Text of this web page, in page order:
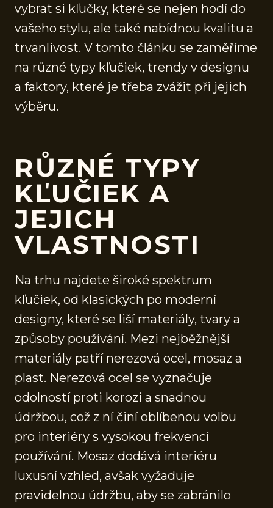
vybrat si kľučky, které se nejen hodí do
vašeho stylu, ale také nabídnou kvalitu a
trvanlivost. V tomto článku se zaměříme
na různé typy kľučiek, trendy v designu
a faktory, které je třeba zvážit při jejich
výběru.
RŮZNÉ TYPY
KĽUČIEK A
JEJICH
VLASTNOSTI
Na trhu najdete široké spektrum
kľučiek, od klasických po moderní
designy, které se liší materiály, tvary a
způsoby používání. Mezi nejběžnější
materiály patří nerezová ocel, mosaz a
plast. Nerezová ocel se vyznačuje
odolností proti korozi a snadnou
údržbou, což z ní činí oblíbenou volbu
pro interiéry s vysokou frekvencí
používání. Mosaz dodává interiéru
luxusní vzhled, avšak vyžaduje
pravidelnou údržbu, aby se zabránilo